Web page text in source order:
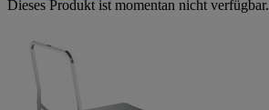
Dieses Produkt ist momentan nicht verfügbar.